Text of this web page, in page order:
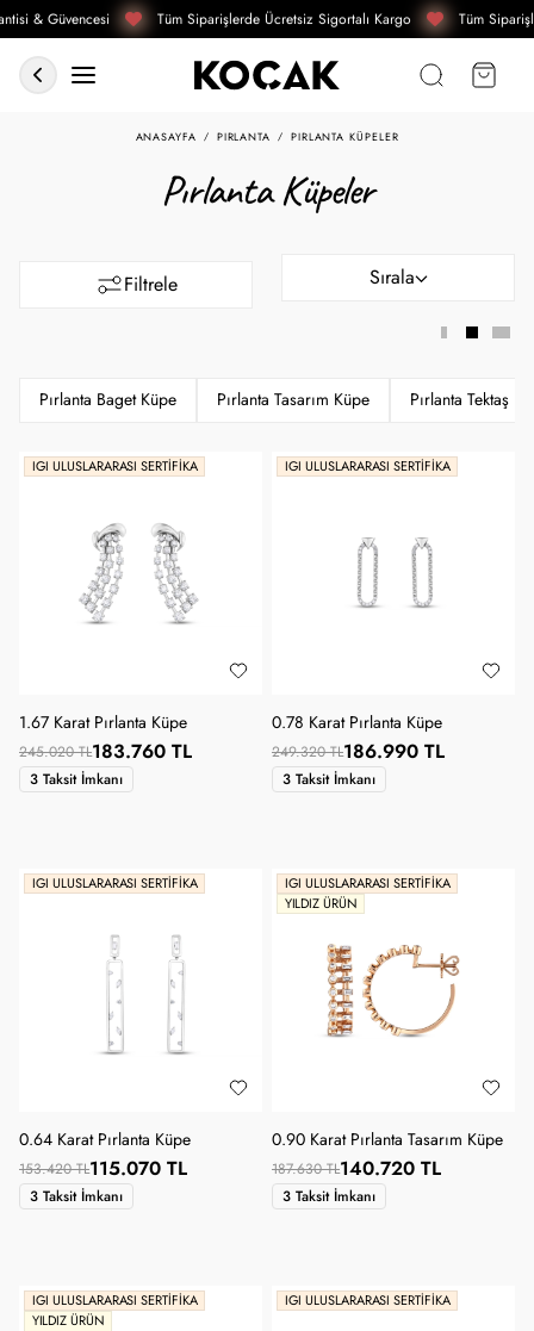
& Güvencesi Tüm Siparişlerde Ücretsiz Sigortalı Kargo Tüm
ANASAYFA PIRLANTA PIRLANTA KÜPELER
Pırlanta Küpeler
Filtrele Sırala
Pırlanta Baget Küpe Pırlanta Tasarım Küpe Pırlanta Tektaş
IGI ULUSLARARASI SERTIFIKA
1.67 Karat Pırlanta Küpe
245.020 TL183.760 TL
3 Taksit İmkanı
IGI ULUSLARARASI SERTIFIKA
0.78 Karat Pırlanta Küpe
249.320 TL186.990 TL
3 Taksit İmkanı
IGI ULUSLARARASI SERTIFIKA
0.64 Karat Pırlanta Küpe
153.420 TL115.070 TL
3 Taksit İmkanı
IGI ULUSLARARASI SERTIFIKA
YILDIZ ÜRÜN
0.90 Karat Pırlanta Tasarım Küpe
187.630 TL140.720 TL
3 Taksit İmkanı
IGI ULUSLARARASI SERTIFIKA
YILDIZ ÜRÜN
IGI ULUSLARARASI SERTIFIKA